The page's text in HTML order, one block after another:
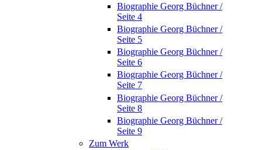
Biographie Georg Büchner /
Seite 4
Biographie Georg Büchner /
Seite 5
Biographie Georg Büchner /
Seite 6
Biographie Georg Büchner /
Seite 7
Biographie Georg Büchner /
Seite 8
Biographie Georg Büchner /
Seite 9
Zum Werk